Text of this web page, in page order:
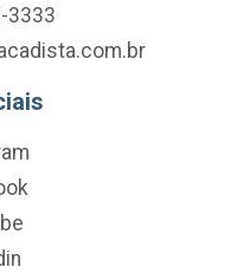
3333